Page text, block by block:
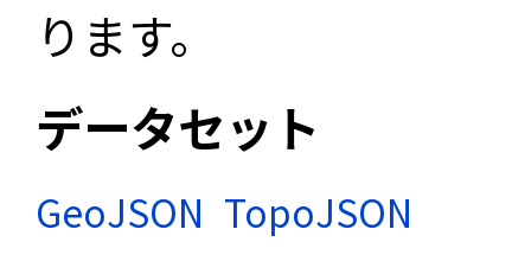
ります。
データセット
GeoJSON TopoJSON